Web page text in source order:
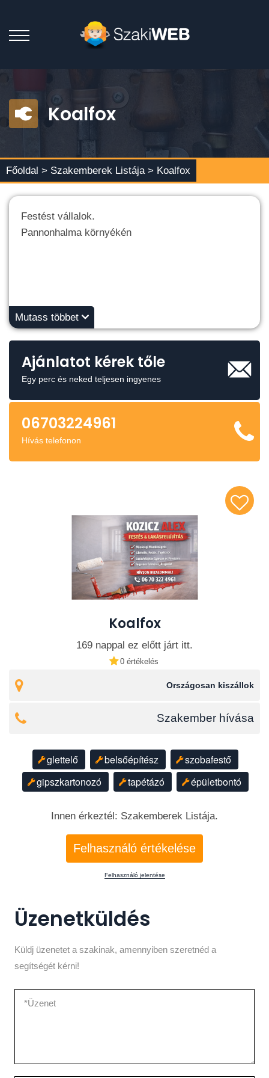
Koalfox
Főoldal > Szakemberek Listája > Koalfox
Festést vállalok.
Pannonhalma környékén
Mutass többet
Ajánlatot kérek tőle
Egy perc és neked teljesen ingyenes
06703224961
Hívás telefonon
Koalfox
169 nappal ez előtt járt itt.
0 értékelés
Országosan kiszállok
Szakember hívása
glettelő belsőépítész
szobafestő
gipszkartonozó
tapétázó épületbontó
Innen érkeztél: Szakemberek Listája.
Felhasználó értékelése
Felhasználó jelentése
Üzenetküldés
Küldj üzenetet a szakinak, amennyiben szeretnéd a
segítségét kérni!